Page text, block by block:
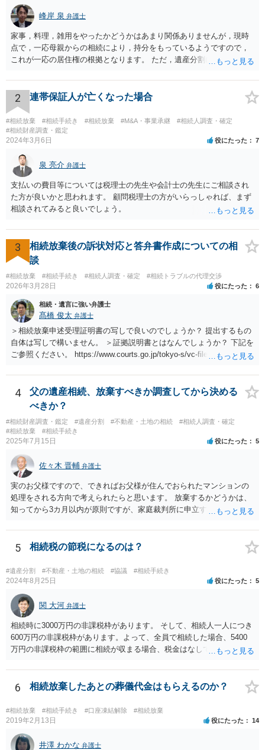
峰岸 泉 弁護士
家事，料理，雑用をやったかどうかはあまり関係ありませんが，現時
点で，一応母親からの相続により，持分をもっているようですので，
これが一応の居住権の根拠となります。 ただ，遺産分割により，母の
2 連帯保証人が亡くなった場合
#相続放棄 #相続手続き #相続放棄 #M&A・事業承継
#相続人調査・確定
#相続財産調査・鑑定
2024年3月6日 役にたった 7
泉 亮介 弁護士
支払いの費目等については税理士の先生や会計士の先生にご相談され
た方が良いかと思われます。 顧問税理士の方がいらっしゃれば、まず
相談されてみると良いでしょう。
3
相続放棄後の訴状対応と答弁書作成についての相
談
#相続放棄 #相続手続き #相続人調査・確定 #相続トラブルの代理交渉
2026年3月28日 役にたった 6
相続・遺言に強い弁護士
髙橋 俊太 弁護士
＞相続放棄申述受理証明書の写しで良いのでしょうか？ 提出するもの
自体は写しで構いません。 ＞証拠説明書とはなんでしょうか？ 下記を
ご参照ください。 https://www.courts.go.jp/tokyo-s/vc-files/tokyo-s/file/
4
父の遺産相続、放棄すべきか調査してから決める
べきか？
#相続財産調査・鑑定 #遺産分割 #不動産・土地の相続
#相続人調査・確定
#相続放棄
#相続手続き
2025年7月15日 役にたった 5
佐々木 晋輔 弁護士
実のお父様ですので、できればお父様が住んでおられたマンションの
処理をされる方向で考えられたらと思います。 放棄するかどうかは、
知ってから3カ月以内が原則ですが、家庭裁判所に申立すれば3カ月の
放棄するかどうか決めることができます。 銀行やサラ金が数年も放置
することはありませんので、数年後に借金が発見される可能性はほぼ
ありません。 なお、私が扱った相続放棄を検討していた案件で、期間
伸長して調査したところ、サラ金に対する過払金など相当な財産が見
つかったため相続したという事例がありました。
5 相続税の節税になるのは？
#遺産分割 #不動産・土地の相続 #協議 #相続手続き
2024年8月25日 役にたった 5
関 大河 弁護士
相続時に3000万円の非課税枠があります。 そして、相続人一人につき
600万円の非課税枠があります。よって、全員で相続した場合、5400
万円の非課税枠の範囲に相続が収まる場合、税金はなしです。 一人が
範囲となります。 一般的には、全員で相続する方が税金はお得です。
また、全員で相続しても、話し合いの結果、親がすべて相続と決める
こともできます。この場合でも相続の非課税枠は、全員で相続した540
0万円分使えます。 父が亡くなり、母が全部相続すると、母から三人
で相続する際は、4800万円が非課税枠となります。 そうすると、母が
亡くなってから相続すると、両親のどちらかが亡くなってから相続す
るより非課税の枠が減少します。 計画的に相続をするのがおすすめと
6 相続放棄したあとの葬儀代金はもらえるのか？
#相続放棄 #相続手続き #口座凍結解除 #相続放棄
2019年2月13日 役にたった 14
井澤 わかな 弁護士